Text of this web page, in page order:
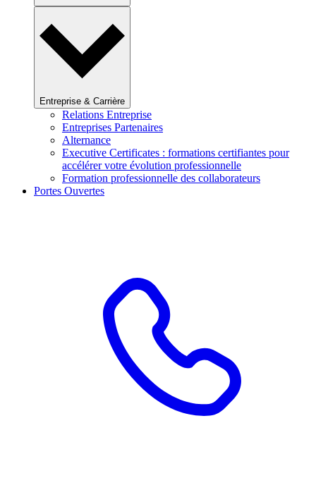
Entreprise & Carrière
Relations Entreprise
Entreprises Partenaires
Alternance
Executive Certificates : formations certifiantes pour
accélérer votre évolution professionnelle
Formation professionnelle des collaborateurs
Portes Ouvertes